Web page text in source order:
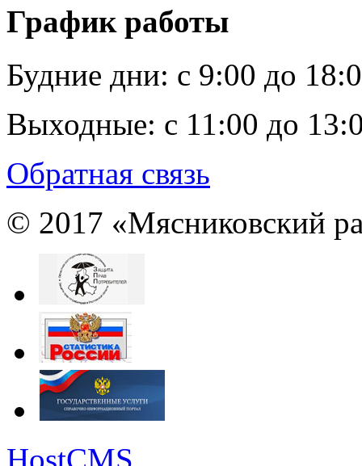
График работы
Будние дни: c 9:00 до
Выходные: с 11:00 до
Обратная связь
© 2017 «Мясниковский
HostCMS